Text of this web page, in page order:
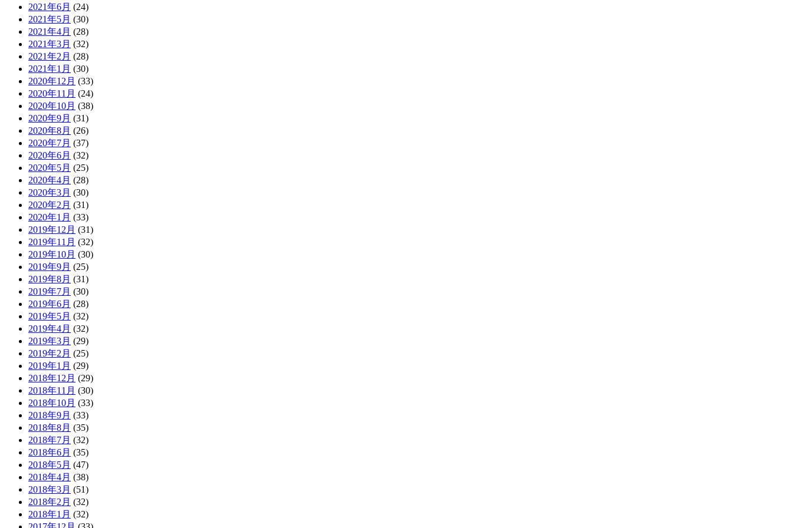
2021年6月 (24)
2021年5月 (30)
2021年4月 (28)
2021年3月 (32)
2021年2月 (28)
2021年1月 (30)
2020年12月 (33)
2020年11月 (24)
2020年10月 (38)
2020年9月 (31)
2020年8月 (26)
2020年7月 (37)
2020年6月 (32)
2020年5月 (25)
2020年4月 (28)
2020年3月 (30)
2020年2月 (31)
2020年1月 (33)
2019年12月 (31)
2019年11月 (32)
2019年10月 (30)
2019年9月 (25)
2019年8月 (31)
2019年7月 (30)
2019年6月 (28)
2019年5月 (32)
2019年4月 (32)
2019年3月 (29)
2019年2月 (25)
2019年1月 (29)
2018年12月 (29)
2018年11月 (30)
2018年10月 (33)
2018年9月 (33)
2018年8月 (35)
2018年7月 (32)
2018年6月 (35)
2018年5月 (47)
2018年4月 (38)
2018年3月 (51)
2018年2月 (32)
2018年1月 (32)